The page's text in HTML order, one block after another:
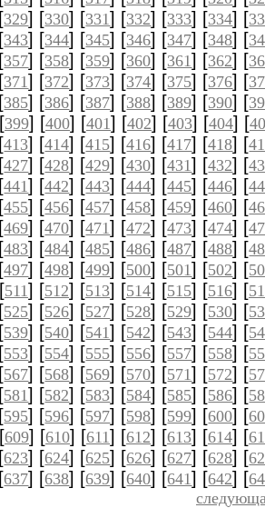
[329] [330] [331] [332] [333] [334] [
[343] [344] [345] [346] [347] [348] [
[357] [358] [359] [360] [361] [362] [
[371] [372] [373] [374] [375] [376] [
[385] [386] [387] [388] [389] [390] [
[399] [400] [401] [402] [403] [404] [
[413] [414] [415] [416] [417] [418] [
[427] [428] [429] [430] [431] [432] [
[441] [442] [443] [444] [445] [446] [
[455] [456] [457] [458] [459] [460] [
[469] [470] [471] [472] [473] [474] [
[483] [484] [485] [486] [487] [488] [
[497] [498] [499] [500] [501] [502] [
[511] [512] [513] [514] [515] [516] [
[525] [526] [527] [528] [529] [530] [
[539] [540] [541] [542] [543] [544] [
[553] [554] [555] [556] [557] [558] [
[567] [568] [569] [570] [571] [572] [
[581] [582] [583] [584] [585] [586] [
[595] [596] [597] [598] [599] [600] [
[609] [610] [611] [612] [613] [614] [
[623] [624] [625] [626] [627] [628] [
[637] [638] [639] [640] [641] [642] [